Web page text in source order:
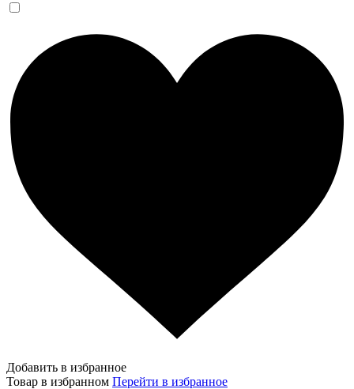
Добавить в избранное
Товар в избранном Перейти в избранное